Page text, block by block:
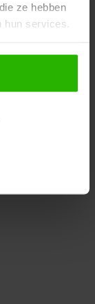
ze hebben
services.
en
welke